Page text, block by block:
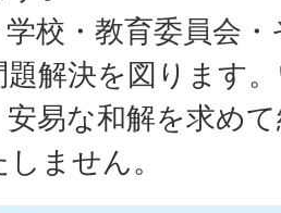
校・教育委員会
解決を図ります
易な和解を求め
ません。